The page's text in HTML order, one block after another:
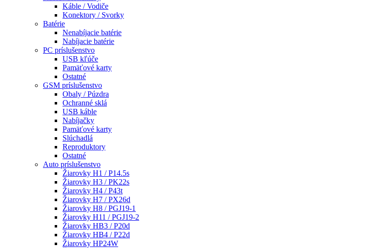
Káble / Vodiče
Konektory / Svorky
Batérie
Nenabíjacie batérie
Nabíjacie batérie
PC príslušenstvo
USB kľúče
Pamäťové karty
Ostatné
GSM príslušenstvo
Obaly / Púzdra
Ochranné sklá
USB káble
Nabíjačky
Pamäťové karty
Slúchadlá
Reproduktory
Ostatné
Auto príslušenstvo
Žiarovky H1 / P14.5s
Žiarovky H3 / PK22s
Žiarovky H4 / P43t
Žiarovky H7 / PX26d
Žiarovky H8 / PGJ19-1
Žiarovky H11 / PGJ19-2
Žiarovky HB3 / P20d
Žiarovky HB4 / P22d
Žiarovky HP24W